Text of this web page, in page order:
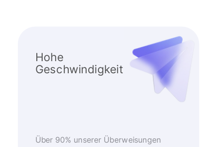
Hohe
Geschwindigkeit
Über 90% unserer Überweisungen